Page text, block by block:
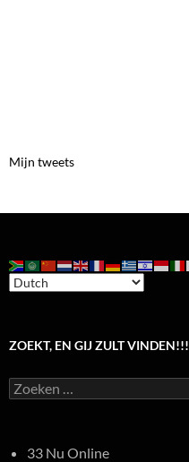
Mijn tweets
ZOEKT, EN GIJ ZULT VINDEN!!!
Zoeken
naar:
33 Nu Online